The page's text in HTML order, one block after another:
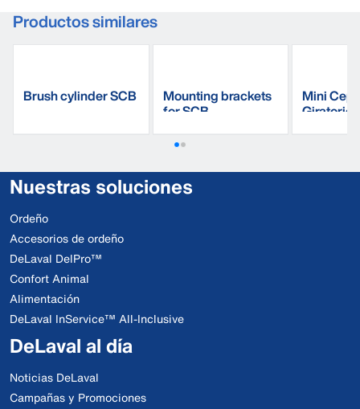
Productos similares
Brush cylinder SCB Mounting brackets
for SCB
Mini
Giratorio
Nuestras soluciones
Ordeño
Accesorios de ordeño
DeLaval DelPro™
Confort Animal
Alimentación
DeLaval InService™ All-Inclusive
DeLaval al día
Noticias DeLaval
Campañas y Promociones